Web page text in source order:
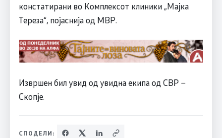
констатирани во Комплексот клиники „Мајка
Тереза“, појаснија од МВР.
Извршен бил увид од увидна екипа од СВР –
Скопје.
СПОДЕЛИ: